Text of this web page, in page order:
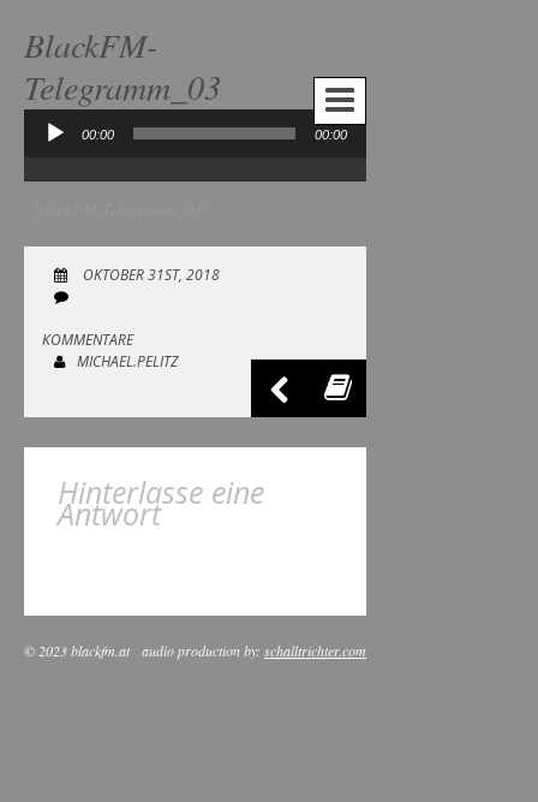
BlackFM-
Telegramm_03
Audio-
00:00 00:00
OKTOBER 31ST, 2018
KOMMENTARE
MICHAEL.PELITZ
Hinterlasse eine
Antwort
© 2023 blackfm.at audio production by: schalltrichter.com